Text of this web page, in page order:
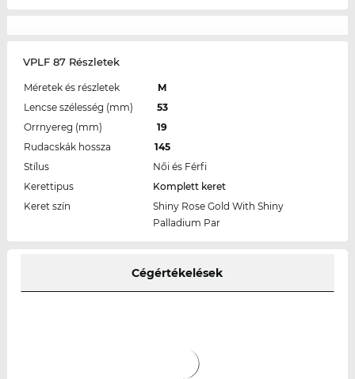
VPLF 87 Részletek
Méretek és részletek
M
Lencse szélesség (mm)
53
Orrnyereg (mm)
19
Rudacskák hossza
145
Stílus
Női és Férfi
Kerettipus
Komplett keret
Keret szín
Shiny Rose Gold With Shiny
Palladium Par
Cégértékelések